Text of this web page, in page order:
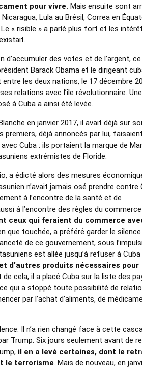
pour vivre. Mais ensuite sont
Lula au Brésil, Correa en
Le « risible » a parlé plus fort et les
des votes et de l’argent,
Barack Obama et le dirigeant
les deux nations, le 17 décembre
relations avec l’île révolutionnaire.
à Cuba a ainsi été levée.
en janvier 2017, il avait déjà sur
premiers, déjà annoncés par lui,
Cuba : ils portaient la marque de
extrémistes de Floride.
a édicté alors des mesures
n’avait jamais osé prendre contre
à l’encontre de la santé et de
à l’encontre des règles du commerce
ceux qui feraient du commerce
que touchée, a préféré garder le
de ce gouvernement, sous
est allée jusqu’à refuser à Cuba
d’autres produits nécessaires pour
cela, il a placé Cuba sur la liste des
qui a stoppé toute possibilité de
par l’achat d’aliments, de
Il n’a rien changé face à cette
Trump. Six jours seulement avant de
il en a levé certaines, dont le
le terrorisme. Mais de nouveau, en